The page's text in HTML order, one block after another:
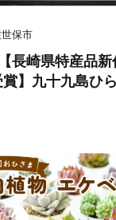
保市
長崎県特産品
賞】九十九島ひ
材入り 3食セッ